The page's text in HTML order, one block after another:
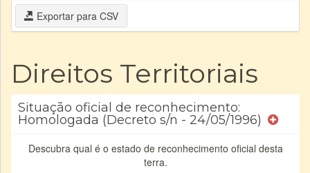
Exportar para CSV
Direitos Territoriais
Situação oficial de reconhecimento:
Homologada (Decreto s/n - 24/05/1996)
Descubra qual é o estado de reconhecimento oficial desta
terra.